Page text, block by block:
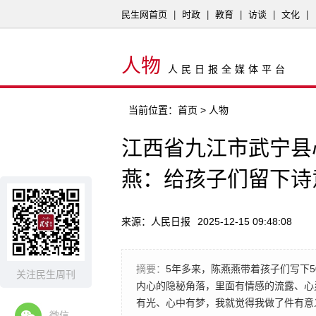
关注民生周刊
民生网首页 时政 教育 访谈 文化
人物 人民日报全媒体平台
当前位置： 首页 > 人物
江西省九江市武宁
燕：给孩子们留下
来源：人民日报 2025-12-15 09:48:08
摘要： 5年多来，陈燕燕带着孩子们写下
内心的隐秘角落，里面有情感的流露、
有光、心中有梦，我就觉得我做了件有